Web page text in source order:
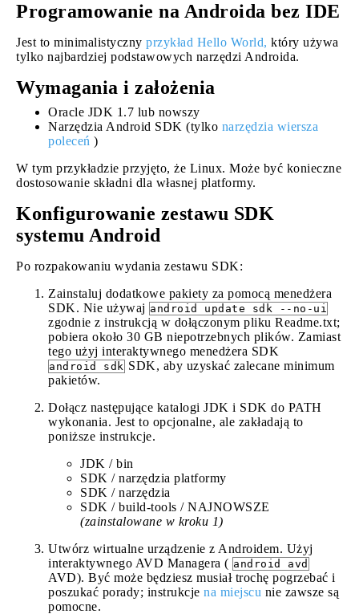
Programowanie na Androida bez IDE
Jest to minimalistyczny przykład Hello World, który używa
tylko najbardziej podstawowych narzędzi Androida.
Wymagania i założenia
Oracle JDK 1.7 lub nowszy
Narzędzia Android SDK (tylko narzędzia wiersza
poleceń )
W tym przykładzie przyjęto, że Linux. Może być konieczne
dostosowanie składni dla własnej platformy.
Konfigurowanie zestawu SDK
systemu Android
Po rozpakowaniu wydania zestawu SDK:
Zainstaluj dodatkowe pakiety za pomocą menedżera
SDK. Nie używaj android update sdk --no-ui
zgodnie z instrukcją w dołączonym pliku Readme.txt;
pobiera około 30 GB niepotrzebnych plików. Zamiast
tego użyj interaktywnego menedżera SDK
android sdk SDK, aby uzyskać zalecane minimum
pakietów.
Dołącz następujące katalogi JDK i SDK do PATH
wykonania. Jest to opcjonalne, ale zakładają to
poniższe instrukcje.
JDK / bin
SDK / narzędzia platformy
SDK / narzędzia
SDK / build-tools / NAJNOWSZE
(zainstalowane w kroku 1)
Utwórz wirtualne urządzenie z Androidem. Użyj
interaktywnego AVD Managera ( android avd
AVD). Być może będziesz musiał trochę pogrzebać i
poszukać porady; instrukcje na miejscu nie zawsze są
pomocne.